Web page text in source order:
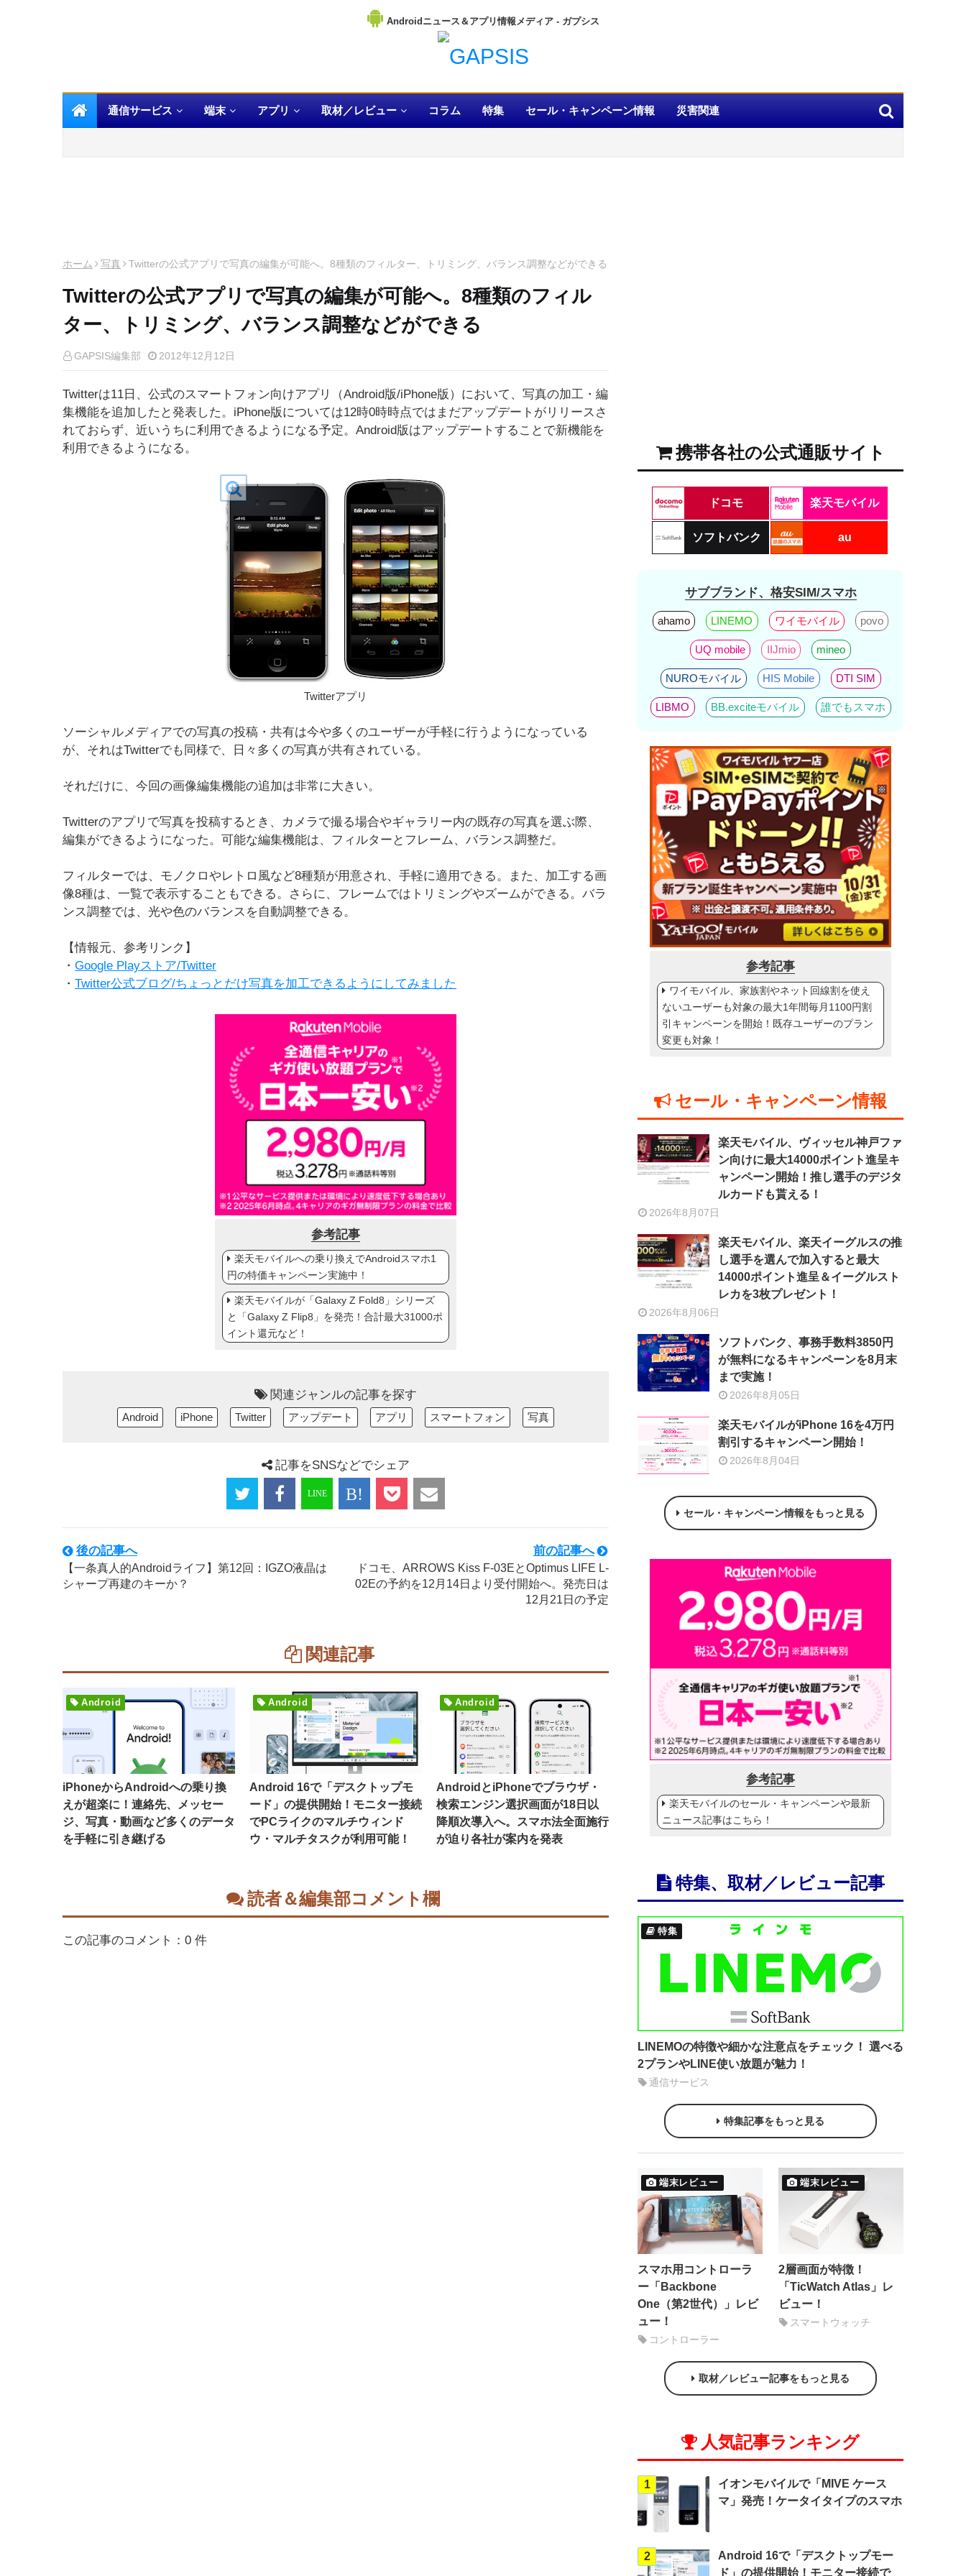
Androidニュース＆アプリ情報メディア
通信サービス 端末 アプリ 取材／レビュー コラム 特集 セール・キャンペーン情報 災害関連
ホーム 写真 Twitterの公式アプリで写真の編集が可能へ。8種類のフィルター、トリミング、バランス調整などができる
Twitterの公式アプリで写真の編集が可能へ。8種類のフィル
ター、トリミング、バランス調整などができる
GAPSIS編集部 2012年12月12日
Twitterは11日、公式のスマートフォン向けアプリ（Android版/iPhone版）において、写真の加工・編
集機能を追加したと発表した。iPhone版については12時0時時点ではまだアップデートがリリースさ
れておらず、近いうちに利用できるようになる予定。Android版はアップデートすることで新機能を
利用できるようになる。
Twitterアプリ
ソーシャルメディアでの写真の投稿・共有は今や多くのユーザーが手軽に行うようになっている
が、それはTwitterでも同様で、日々多くの写真が共有されている。
それだけに、今回の画像編集機能の追加は非常に大きい。
Twitterのアプリで写真を投稿するとき、カメラで撮る場合やギャラリー内の既存の写真を選ぶ際、
編集ができるようになった。可能な編集機能は、フィルターとフレーム、バランス調整だ。
フィルターでは、モノクロやレトロ風など8種類が用意され、手軽に適用できる。また、加工する画
像8種は、一覧で表示することもできる。さらに、フレームではトリミングやズームができる。バラ
ンス調整では、光や色のバランスを自動調整できる。
【情報元、参考リンク】
・ Google Playストア/Twitter
・ Twitter公式ブログ/ちょっとだけ写真を加工できるようにしてみました
参考記事
楽天モバイルへの乗り換えでAndroidスマホ1
円の特価キャンペーン実施中！
楽天モバイルが「Galaxy Z Fold8」シリーズ
と「Galaxy Z Flip8」を発売！合計最大31000ポ
イント還元など！
関連ジャンルの記事を探す
Android iPhone Twitter アップデート アプリ スマートフォン 写真
記事をSNSなどでシェア
後の記事へ
【一条真人的Androidライフ】第12回：IGZO液晶は
シャープ再建のキーか？
前の記事へ
ドコモ、ARROWS Kiss F-03EとOptimus LIFE L-
02Eの予約を12月14日より受付開始へ。発売日は
12月21日の予定
関連記事
Android
iPhoneからAndroidへの乗り換
えが超楽に！連絡先、メッセー
ジ、写真・動画など多くのデータ
を手軽に引き継げる
Android
Android 16で「デスクトップモ
ード」の提供開始！モニター接続
でPCライクのマルチウィンド
ウ・マルチタスクが利用可能！
Android
AndroidとiPhoneでブラウザ・
検索エンジン選択画面が18日以
降順次導入へ。スマホ法全面施行
が迫り各社が案内を発表
読者＆編集部コメント欄
この記事のコメント：0 件
携帯各社の公式通販サイト
ドコモ 楽天モバイル
ソフトバンク au
サブブランド、格安SIM/スマホ
ahamo LINEMO ワイモバイル povo
UQ mobile IIJmio mineo
NUROモバイル HIS Mobile DTI SIM
LIBMO BB.exciteモバイル 誰でもスマホ
参考記事
ワイモバイル、家族割やネット回線割を使え
ないユーザーも対象の最大1年間毎月1100円割
引キャンペーンを開始！既存ユーザーのプラン
変更も対象！
セール・キャンペーン情報
楽天モバイル、ヴィッセル神戸ファ
ン向けに最大14000ポイント進呈キ
ャンペーン開始！推し選手のデジタ
ルカードも貰える！
2026年8月07日
楽天モバイル、楽天イーグルスの推
し選手を選んで加入すると最大
14000ポイント進呈＆イーグルスト
レカを3枚プレゼント！
2026年8月06日
ソフトバンク、事務手数料3850円
が無料になるキャンペーンを8月末
まで実施！
2026年8月05日
楽天モバイルがiPhone 16を4万円
割引するキャンペーン開始！
2026年8月04日
セール・キャンペーン情報をもっと見る
参考記事
楽天モバイルのセール・キャンペーンや最新
ニュース記事はこちら！
特集、取材／レビュー記事
特集
LINEMOの特徴や細かな注意点をチェック！ 選べる
2プランやLINE使い放題が魅力！
通信サービス
特集記事をもっと見る
端末レビュー
スマホ用コントローラ
ー「Backbone
One（第2世代）」レビ
ュー！
コントローラー
端末レビュー
2層画面が特徴！
「TicWatch Atlas」レ
ビュー！
スマートウォッチ
取材／レビュー記事をもっと見る
人気記事ランキング
1
イオンモバイルで「MIVE ケース
マ」発売！ケータイタイプのスマホ
2
Android 16で「デスクトップモー
ド」の提供開始！モニター接続で